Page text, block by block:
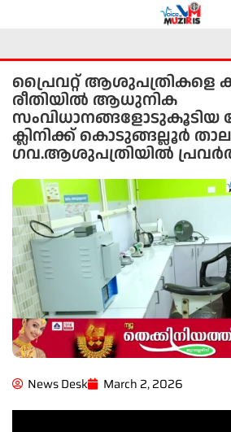
പ്രൈവറ്റ് ആശുപത്രികളെ
രീതിയിൽ ആധുനിക
സംവിധാനങ്ങളോടുകൂടിയ
ക്ലിനിക്ക് കൊടുങ്ങല്ലൂർ
ഗവ.ആശുപത്രിയിൽ
News Desk March 2, 2026